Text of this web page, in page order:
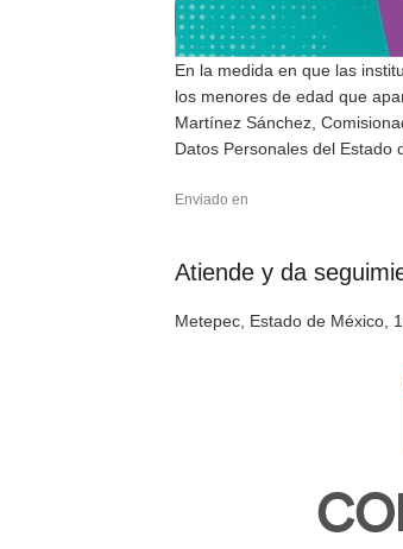
En la medida en que las
los menores de edad que
Martínez Sánchez,
Datos Personales del Estado
Enviado en
Atiende y da
Metepec, Estado de México,